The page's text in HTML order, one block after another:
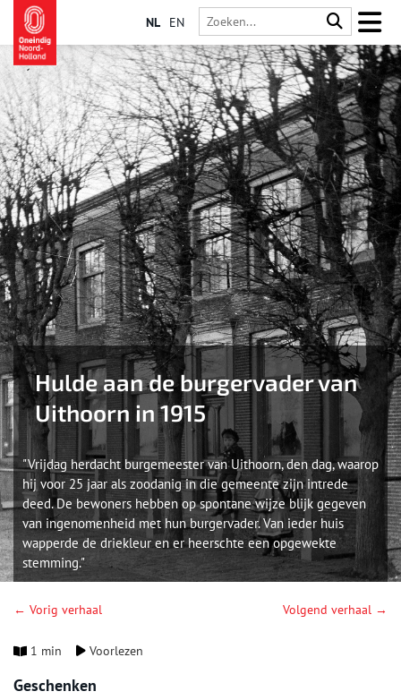
NL EN
Hulde aan de burgervader van
Uithoorn in 1915
"Vrijdag herdacht burgemeester van Uithoorn, den dag, waarop
hij voor 25 jaar als zoodanig in die gemeente zijn intrede
deed. De bewoners hebben op spontane wijze blijk gegeven
van ingenomenheid met hun burgervader. Van ieder huis
wapperde de driekleur en er heerschte een opgewekte
stemming."
← Vorig verhaal Volgend verhaal →
1 min Voorlezen
Geschenken